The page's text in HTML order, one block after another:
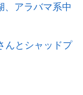
、アラバマ系中
んとシャッドプ